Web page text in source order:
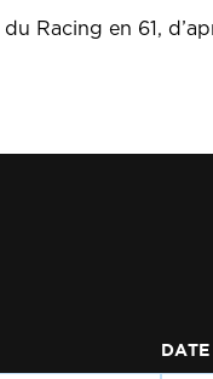
Racing en 61,